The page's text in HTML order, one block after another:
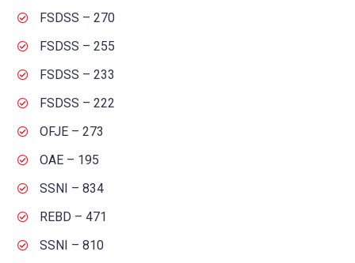
FSDSS – 270
FSDSS – 255
FSDSS – 233
FSDSS – 222
OFJE – 273
OAE – 195
SSNI – 834
REBD – 471
SSNI – 810